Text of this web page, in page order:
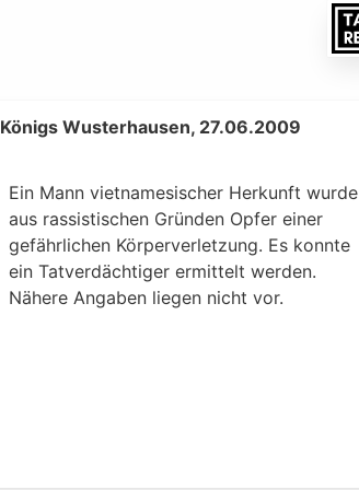
Königs Wusterhausen, 27.06.2009
Ein Mann vietnamesischer Herkunft wurde
aus rassistischen Gründen Opfer einer
gefährlichen Körperverletzung. Es konnte
ein Tatverdächtiger ermittelt werden.
Nähere Angaben liegen nicht vor.